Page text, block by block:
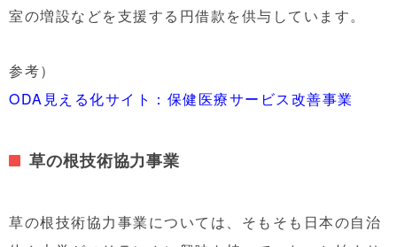
室の増設などを支援する円借款を供与しています。
参考）
ODA見える化サイト：保健医療サービス改善事業
草の根技術協力事業
草の根技術協力事業については、そもそも日本の自治